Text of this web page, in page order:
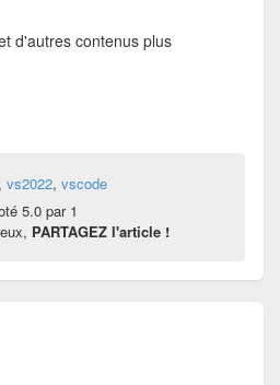
d'autres contenus plus
vs2022, vscode
5.0 par 1
PARTAGEZ l'article !